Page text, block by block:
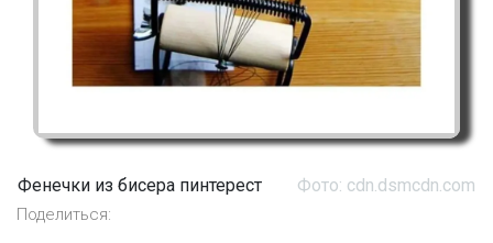
Фенечки из бисера пинтерест Фото: cdn.dsmcdn.com
Поделиться: